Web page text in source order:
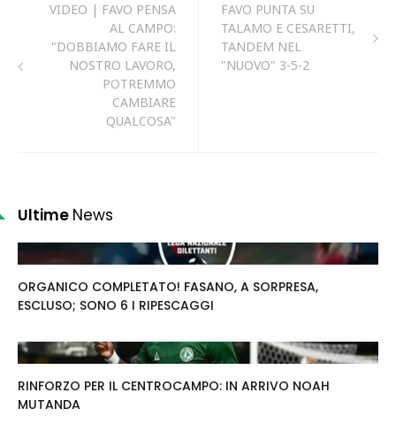
VIDEO | FAVO PENSA
AL CAMPO:
"DOBBIAMO FARE IL
NOSTRO LAVORO,
POTREMMO
CAMBIARE
QUALCOSA"
FAVO PUNTA SU
TALAMO E CESARETTI,
TANDEM NEL
"NUOVO" 3-5-2
Ultime News
ORGANICO COMPLETATO! FASANO, A SORPRESA,
ESCLUSO; SONO 6 I RIPESCAGGI
RINFORZO PER IL CENTROCAMPO: IN ARRIVO NOAH
MUTANDA